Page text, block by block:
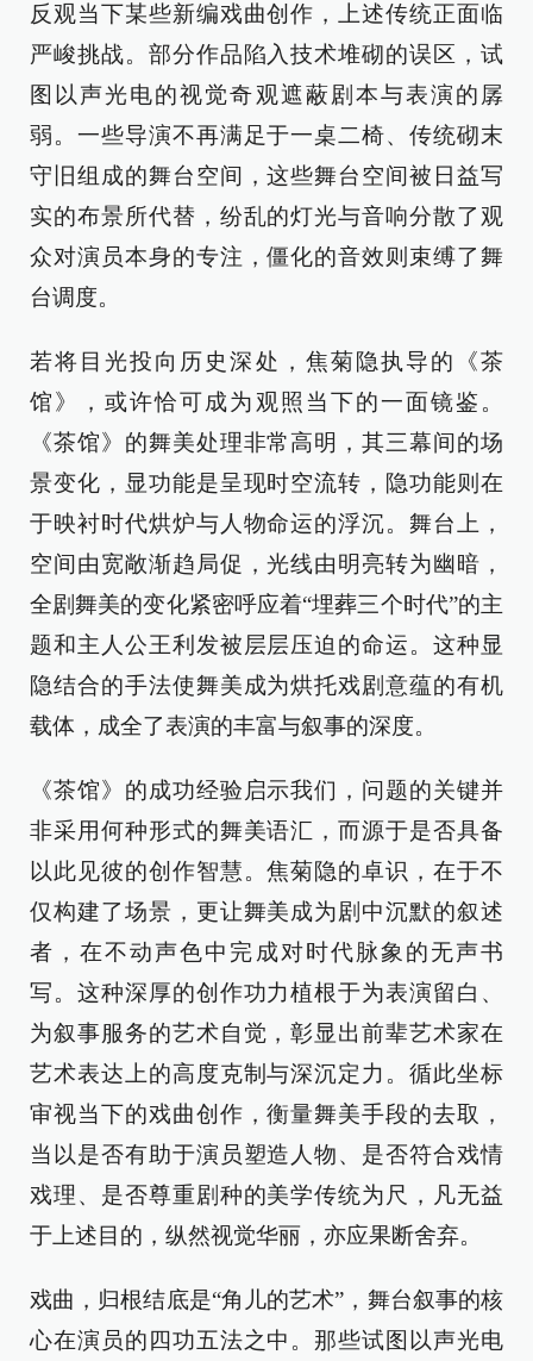
反观当下某些新编戏曲创作，上述传统正面临
严峻挑战。部分作品陷入技术堆砌的误区，试
图以声光电的视觉奇观遮蔽剧本与表演的孱
弱。一些导演不再满足于一桌二椅、传统砌末
守旧组成的舞台空间，这些舞台空间被日益写
实的布景所代替，纷乱的灯光与音响分散了观
众对演员本身的专注，僵化的音效则束缚了舞
台调度。
若将目光投向历史深处，焦菊隐执导的《茶
馆》，或许恰可成为观照当下的一面镜鉴。
《茶馆》的舞美处理非常高明，其三幕间的场
景变化，显功能是呈现时空流转，隐功能则在
于映衬时代烘炉与人物命运的浮沉。舞台上，
空间由宽敞渐趋局促，光线由明亮转为幽暗，
全剧舞美的变化紧密呼应着“埋葬三个时代”的主
题和主人公王利发被层层压迫的命运。这种显
隐结合的手法使舞美成为烘托戏剧意蕴的有机
载体，成全了表演的丰富与叙事的深度。
《茶馆》的成功经验启示我们，问题的关键并
非采用何种形式的舞美语汇，而源于是否具备
以此见彼的创作智慧。焦菊隐的卓识，在于不
仅构建了场景，更让舞美成为剧中沉默的叙述
者，在不动声色中完成对时代脉象的无声书
写。这种深厚的创作功力植根于为表演留白、
为叙事服务的艺术自觉，彰显出前辈艺术家在
艺术表达上的高度克制与深沉定力。循此坐标
审视当下的戏曲创作，衡量舞美手段的去取，
当以是否有助于演员塑造人物、是否符合戏情
戏理、是否尊重剧种的美学传统为尺，凡无益
于上述目的，纵然视觉华丽，亦应果断舍弃。
戏曲，归根结底是“角儿的艺术”，舞台叙事的核
心在演员的四功五法之中。那些试图以声光电